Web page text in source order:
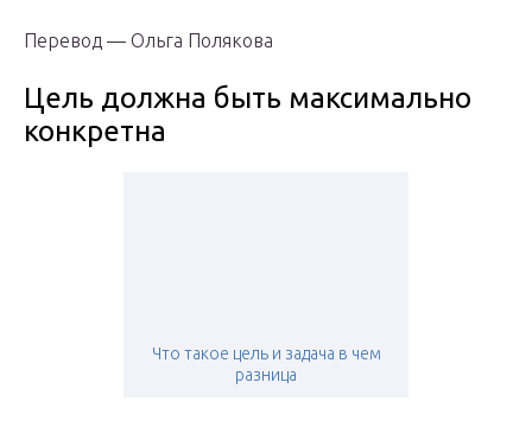
Перевод — Ольга Полякова
Цель должна быть максимально
конкретна
Что такое цель и задача в чем
разница